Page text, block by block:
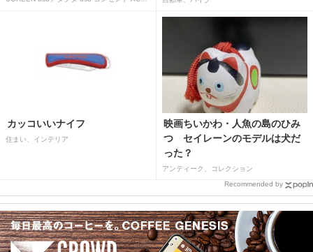
カッコいいナイフ
住まい、インテリア
映画ちいかわ・人魚の島のひみ
つ セイレーンのモデルは犬だ
った？
アンティーク、コレクション
Recommended by